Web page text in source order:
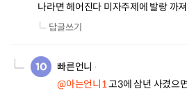
나라면 헤어진다 미자주제에 발랑 까
답글쓰기
빠른언니
@아는언니1 고3에 삼년 사겼으